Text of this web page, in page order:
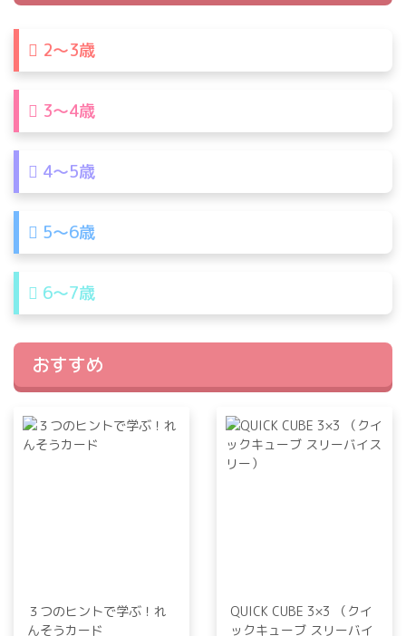
2〜3歳
3〜4歳
4〜5歳
5〜6歳
6〜7歳
おすすめ
３つのヒントで学ぶ！れ
んそうカード
QUICK CUBE 3×3 （クイ
ックキューブ スリーバイ